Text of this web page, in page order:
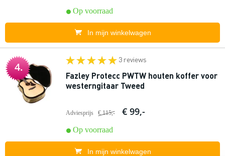
Op voorraad
In mijn winkelwagen
4.
3 reviews
Fazley Protecc PWTW houten koffer voor
westerngitaar Tweed
Adviesprijs € 115,- € 99,-
Op voorraad
In mijn winkelwagen